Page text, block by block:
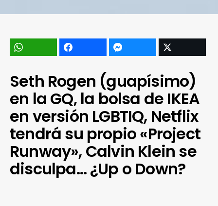
Seth Rogen (guapísimo)
en la GQ, la bolsa de IKEA
en versión LGBTIQ, Netflix
tendrá su propio «Project
Runway», Calvin Klein se
disculpa… ¿Up o Down?